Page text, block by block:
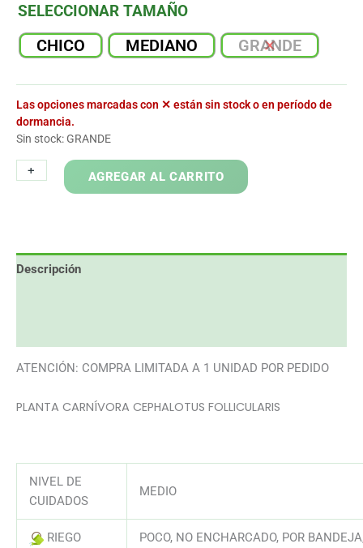
SELECCIONAR TAMAÑO
CHICO MEDIANO GRANDE
Las opciones marcadas con ✕ están sin stock o en período de
dormancia.
Sin stock: GRANDE
-
CEPHALOTUS
FOLLICULARIS
+ AGREGAR AL CARRITO
Descripción
ATENCIÓN: COMPRA LIMITADA A 1 UNIDAD POR PEDIDO
PLANTA CARNÍVORA CEPHALOTUS FOLLICULARIS
NIVEL DE
CUIDADOS
MEDIO
RIEGO POCO, NO ENCHARCADO, POR